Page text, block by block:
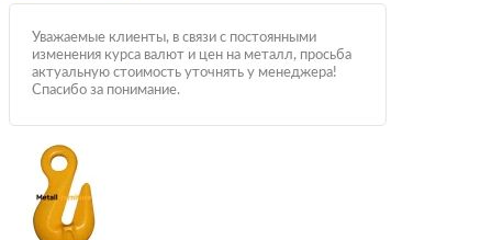
Уважаемые клиенты, в связи с постоянными
изменения курса валют и цен на металл, просьба
актуальную стоимость уточнять у менеджера!
Спасибо за понимание.